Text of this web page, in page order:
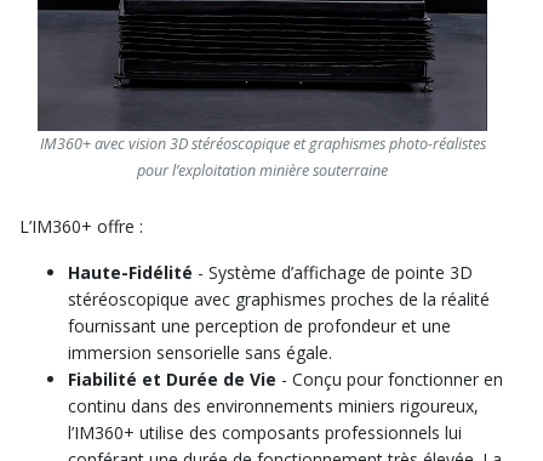
IM360+ avec vision 3D stéréoscopique et graphismes photo-réalistes
pour l’exploitation minière souterraine
L’IM360+ offre :
Haute-Fidélité - Système d’affichage de pointe 3D
stéréoscopique avec graphismes proches de la réalité
fournissant une perception de profondeur et une
immersion sensorielle sans égale.
Fiabilité et Durée de Vie - Conçu pour fonctionner en
continu dans des environnements miniers rigoureux,
l’IM360+ utilise des composants professionnels lui